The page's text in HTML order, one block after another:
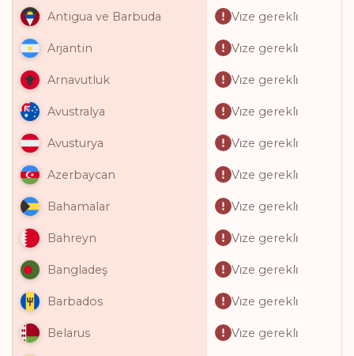
Antigua ve Barbuda Vi̇ze gerekli̇
Arjantin Vi̇ze gerekli̇
Arnavutluk Vi̇ze gerekli̇
Avustralya Vi̇ze gerekli̇
Avusturya Vi̇ze gerekli̇
Azerbaycan Vi̇ze gerekli̇
Bahamalar Vi̇ze gerekli̇
Bahreyn Vi̇ze gerekli̇
Bangladeş Vi̇ze gerekli̇
Barbados Vi̇ze gerekli̇
Belarus Vi̇ze gerekli̇